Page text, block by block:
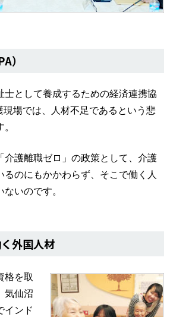
）
士として養成するための経済連携協
現場では、人材不足であるという悲
介護離職ゼロ」の政策として、介護
るのにもかかわらず、そこで働く人
いのです。
外国人材
格を取
気仙沼
インド